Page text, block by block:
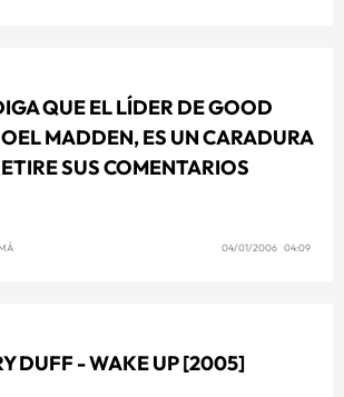
QUE EL LÍDER DE GOOD
MADDEN, ES UN CARADURA
SUS COMENTARIOS
04/01/2006 04:09
DUFF - WAKE UP [2005]